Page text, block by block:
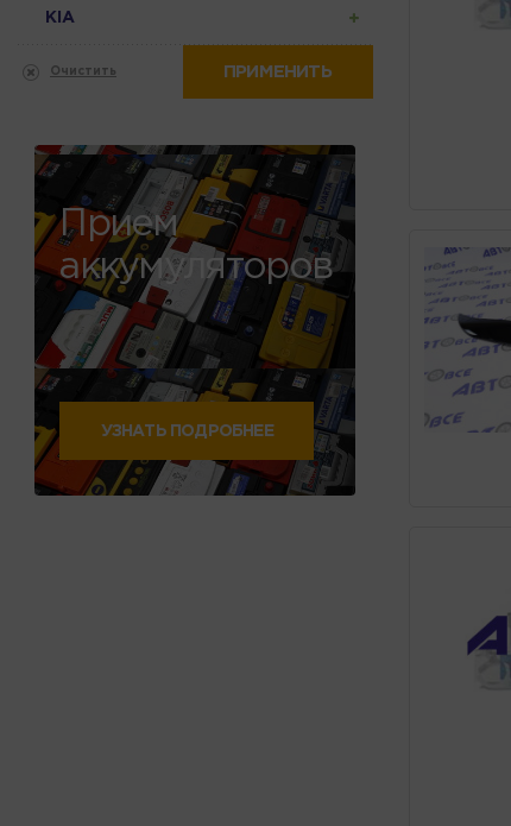
KIA
Очистить ПРИМЕНИТЬ
Прием
аккумуляторов
УЗНАТЬ ПОДРОБНЕЕ